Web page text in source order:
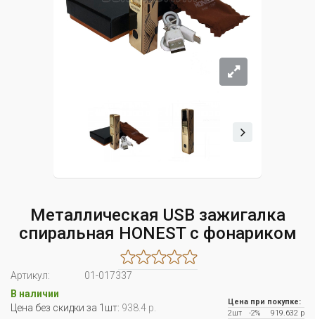
Металлическая USB зажигалка
спиральная HONEST с фонариком
Артикул:
01-017337
В наличии
Цена без скидки за 1шт: 938.4 р.
Цена при покупке:
2шт
-2%
919.632 р